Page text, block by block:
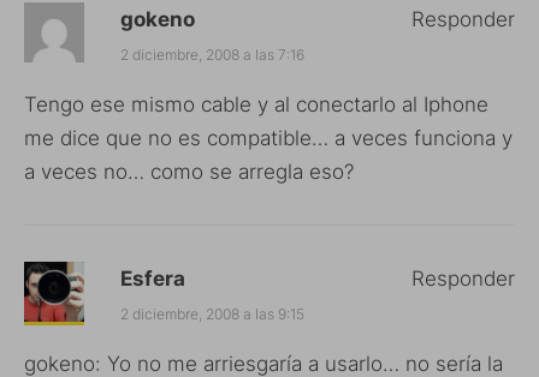
gokeno
2 diciembre, 2008 a las 7:16
Tengo ese mismo cable y al conectarlo al Iphone
me dice que no es compatible… a veces funciona y
a veces no… como se arregla eso?
Responder
Esfera
2 diciembre, 2008 a las 9:15
gokeno: Yo no me arriesgaría a usarlo… no sería la
Responder